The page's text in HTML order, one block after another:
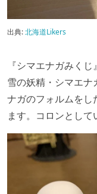
出典:北海道Likers
『シマエナガみく
雪の妖精・シマエ
ナガのフォルムをし
ます。コロンとし